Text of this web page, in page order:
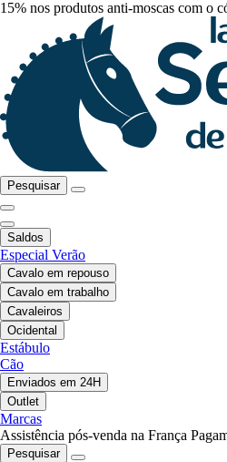
15% nos produtos anti-moscas com o
Pesquisar
Saldos
Especial Verão
Cavalo em repouso
Cavalo em trabalho
Cavaleiros
Ocidental
Estábulo
Cão
Enviados em 24H
Outlet
Marcas
Assistência pós-venda na França
Pesquisar